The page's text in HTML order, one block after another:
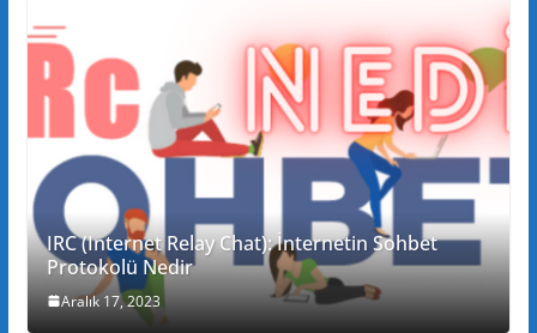
IRC (Internet Relay Chat): İnternetin Sohbet
Protokolü Nedir
Aralık 17, 2023